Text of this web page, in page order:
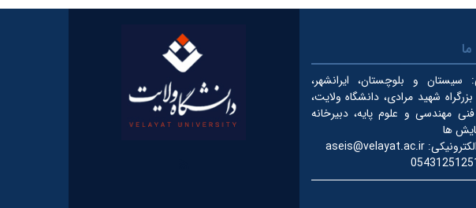
سیستان و بلوچستان، ایرانشهر،
۵ بزرگراه شهید مرادی، دانشگاه ولایت،
مهندسی و علوم پایه، دبیرخانه
ها
aseis@velayat.ac.ir